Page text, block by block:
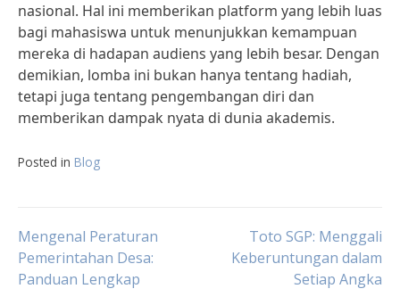
nasional. Hal ini memberikan platform yang lebih luas
bagi mahasiswa untuk menunjukkan kemampuan
mereka di hadapan audiens yang lebih besar. Dengan
demikian, lomba ini bukan hanya tentang hadiah,
tetapi juga tentang pengembangan diri dan
memberikan dampak nyata di dunia akademis.
Posted in Blog
Post
Mengenal Peraturan
Pemerintahan Desa:
Panduan Lengkap
Toto SGP: Menggali
Keberuntungan dalam
Setiap Angka